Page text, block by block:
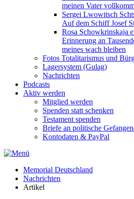
meinen Vater
Sergei Lwowitsch
Auf dem Schiff Josef
Rosa Schowkrinskaja
Erinnerung an
meines wach bleiben
Fotos Totalitarismus und
Lagersystem (Gulag)
Nachrichten
Podcasts
Aktiv werden
Mitglied werden
Spenden statt schenken
Testament spenden
Briefe an politische
Kontodaten & PayPal
Memorial Deutschland
Nachrichten
Artikel